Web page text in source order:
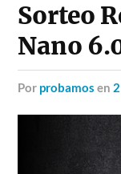
Sorteo
Nano
por probamos en